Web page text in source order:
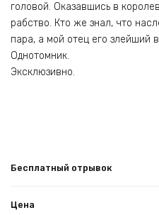
головой. Оказавшись в
рабство. Кто же знал, что
пара, а мой отец его злейший
Однотомник.
Эксклюзивно.
Бесплатный отрывок
Цена